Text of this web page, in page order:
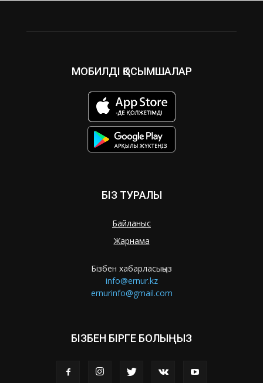
МОБИЛДІ ҚОСЫМШАЛАР
БІЗ ТУРАЛЫ
Байланыс
Жарнама
Бізбен хабарласыңыз
info@ernur.kz
ernurinfo@gmail.com
БІЗБЕН БІРГЕ БОЛЫҢЫЗ